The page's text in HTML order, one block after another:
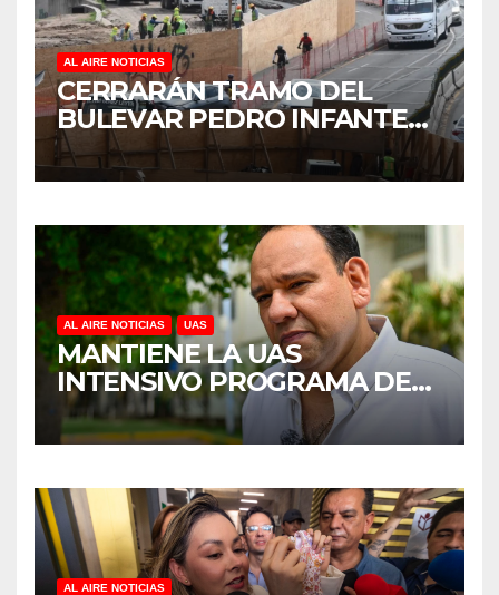
AL AIRE NOTICIAS
CERRARÁN TRAMO DEL
BULEVAR PEDRO INFANTE
PARA ACELERAR OBRAS
ANTES DEL REGRESO A
AL AIRE NOTICIAS UAS
MANTIENE LA UAS
INTENSIVO PROGRAMA DE
MANTENIMIENTO Y
REHABILITACIÓN EN SUS
DEL CICLO ESCOLAR 2026-
2027
AL AIRE NOTICIAS